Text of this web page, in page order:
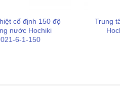
cố định 150 độ
nước Hochiki
6-1-150
Trung